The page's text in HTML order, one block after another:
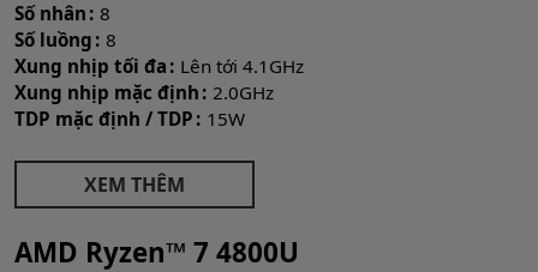
Số nhân 8
Số luồng 8
Xung nhịp tối đa
Lên tới 4.1GHz
Xung nhịp mặc định 2.0GHz
TDP mặc định / TDP
15W
XEM THÊM
AMD Ryzen™ 7 4800U